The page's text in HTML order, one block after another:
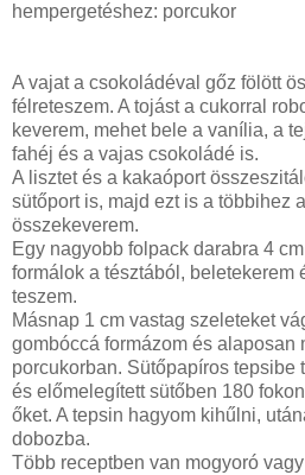
hempergetéshez: porcukor
A vajat a csokoládéval gőz fölött
félreteszem. A tojást a cukorral
keverem, mehet bele a vanília, a
fahéj és a vajas csokoládé is.
A lisztet és a kakaóport
sütőport is, majd ezt is a többihez
összekeverem.
Egy nagyobb folpack darabra 4
formálok a tésztából, beletekerem
teszem.
Másnap 1 cm vastag szeleteket
gombóccá formázom és alaposan
porcukorban. Sütőpapíros tepsibe
és előmelegített sütőben 180
őket. A tepsin hagyom kihűlni,
dobozba.
Több receptben van mogyoró